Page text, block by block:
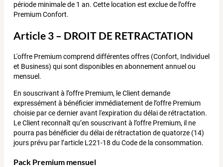
période minimale de 1 an. Cette location est exclue de l’offre
Premium Confort.
Article 3 – DROIT DE RETRACTATION
L'offre Premium comprend différentes offres (Confort, Individuel
et Business) qui sont disponibles en abonnement annuel ou
mensuel.
En souscrivant à l’offre Premium, le Client demande
expressément à bénéficier immédiatement de l’offre Premium
choisie par ce dernier avant l'expiration du délai de rétractation.
Le Client reconnaît qu’en souscrivant à l’offre Premium, il ne
pourra pas bénéficier du délai de rétractation de quatorze (14)
jours prévu par l’article L221-18 du Code de la consommation.
Pack Premium mensuel